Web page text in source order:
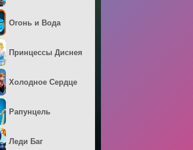
Огонь и Вода
Принцессы Диснея
Холодное Сердце
Рапунцель
Леди Баг